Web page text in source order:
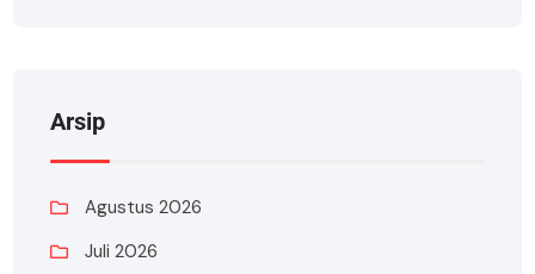
Arsip
Agustus 2026
Juli 2026